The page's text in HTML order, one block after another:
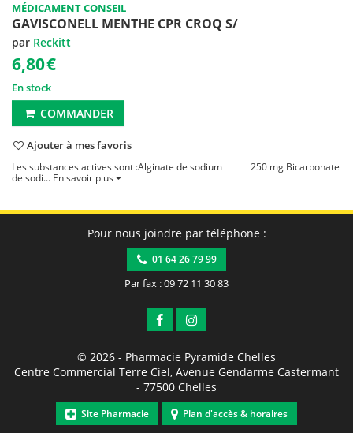
MÉDICAMENT CONSEIL
GAVISCONELL MENTHE CPR CROQ S/
par Reckitt
6,80€
En stock
COMMANDER
Ajouter à mes favoris
Les substances actives sont :Alginate de sodium 250 mg Bicarbonate
de sodi... En savoir plus
Pour nous joindre par téléphone :
01 64 26 79 99
Par fax : 09 72 11 30 83
© 2026 - Pharmacie Pyramide Chelles
Centre Commercial Terre Ciel, Avenue Gendarme Castermant
- 77500 Chelles
Site Pharmacie Plan d'accès & horaires